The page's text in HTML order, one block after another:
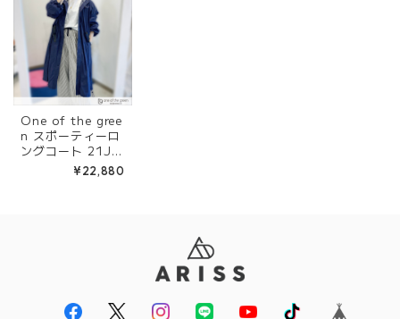
One of the gree
n スポーティーロ
ングコート 21J1
603 38ネイビー
¥22,880